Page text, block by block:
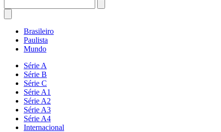
Brasileiro
Paulista
Mundo
Série A
Série B
Série C
Série A1
Série A2
Série A3
Série A4
Internacional